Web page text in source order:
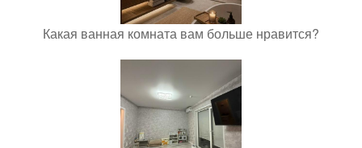
Какая ванная комната вам больше нравится?